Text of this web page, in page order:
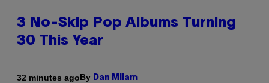
3 No-Skip Pop Albums Turning
30 This Year
32 minutes agoBy Dan Milam